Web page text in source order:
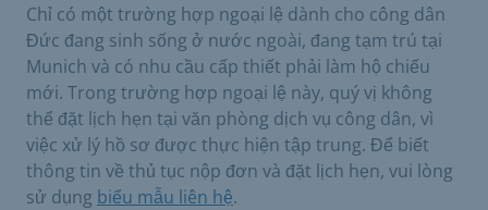
Chỉ có một trường hợp ngoại lệ dành cho công dân
Đức đang sinh sống ở nước ngoài, đang tạm trú tại
Munich và có nhu cầu cấp thiết phải làm hộ chiếu
mới. Trong trường hợp ngoại lệ này, quý vị không
thể đặt lịch hẹn tại văn phòng dịch vụ công dân, vì
việc xử lý hồ sơ được thực hiện tập trung. Để biết
thông tin về thủ tục nộp đơn và đặt lịch hẹn, vui lòng
sử dụng biểu mẫu liên hệ.